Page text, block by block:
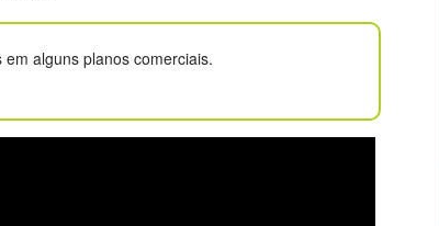
alguns planos comerciais.